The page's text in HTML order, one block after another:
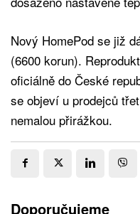
Nový HomePod se již
(6600 korun).
oficiálně do České
se objeví u prodejců
nemalou přirážkou.
Doporučujeme